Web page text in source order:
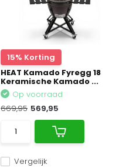
15% Korting
HEAT Kamado Fyregg 18
Keramische Kamado ...
Vergelijk
Op voorraad
669,95 569,95